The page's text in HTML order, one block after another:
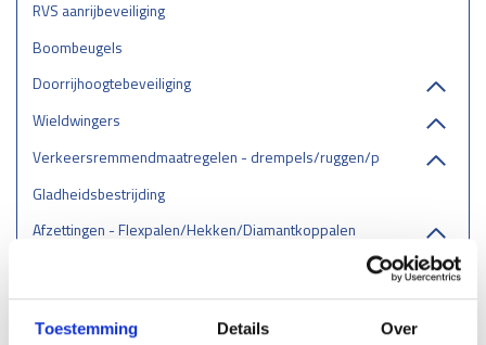
Toestemming Details Over
RVS aanrijbeveiliging
Boombeugels
Doorrijhoogtebeveiliging
Wieldwingers
Verkeersremmendmaatregelen - drempels/ruggen/parkeerstops
Gladheidsbestrijding
Afzettingen - Flexpalen/Hekken/Diamantkoppalen
Stootrand & Stootlijst
Straatmeubilair